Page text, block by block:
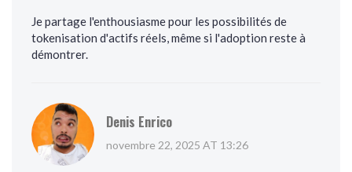
Je partage l'enthousiasme pour les possibilités de
tokenisation d'actifs réels, même si l'adoption reste à
démontrer.
Denis Enrico
novembre 22, 2025 AT 13:26